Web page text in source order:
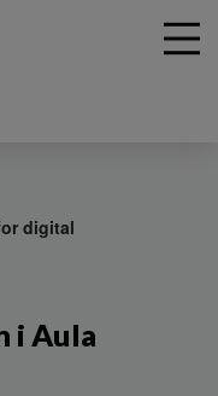
digital
i Aula